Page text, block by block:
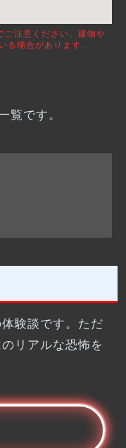
ご注意ください。建物や
る場合があります。
覧です。
験談です。ただ
リアルな恐怖を